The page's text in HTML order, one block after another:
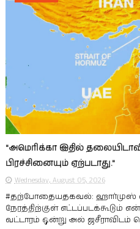
"அமெரிக்கா இதில்
பிரச்சினையும் ஏற்படாது."
Wednesday, August 05, 2026
#தற்போதையதகவல்: ஹார்முஸ்
நேரத்திற்குள் எட்டப்படக்கூடும்
வட்டாரம் ஒன்று அல் ஜசீராவிடம்